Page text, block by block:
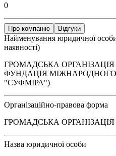
0
Про компанію Відгуки
Найменування юридичної
наявності)
ГРОМАДСЬКА
ФУНДАЦІЯ
"СУФМІРА")
Організаційно-правова форма
ГРОМАДСЬКА ОРГАНІЗАЦІЯ
Назва юридичної особи